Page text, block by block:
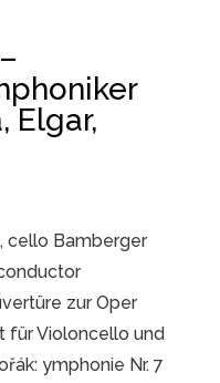
Elgar,
cello Bamberger
zur Oper
für Violoncello und
ymphonie Nr. 7